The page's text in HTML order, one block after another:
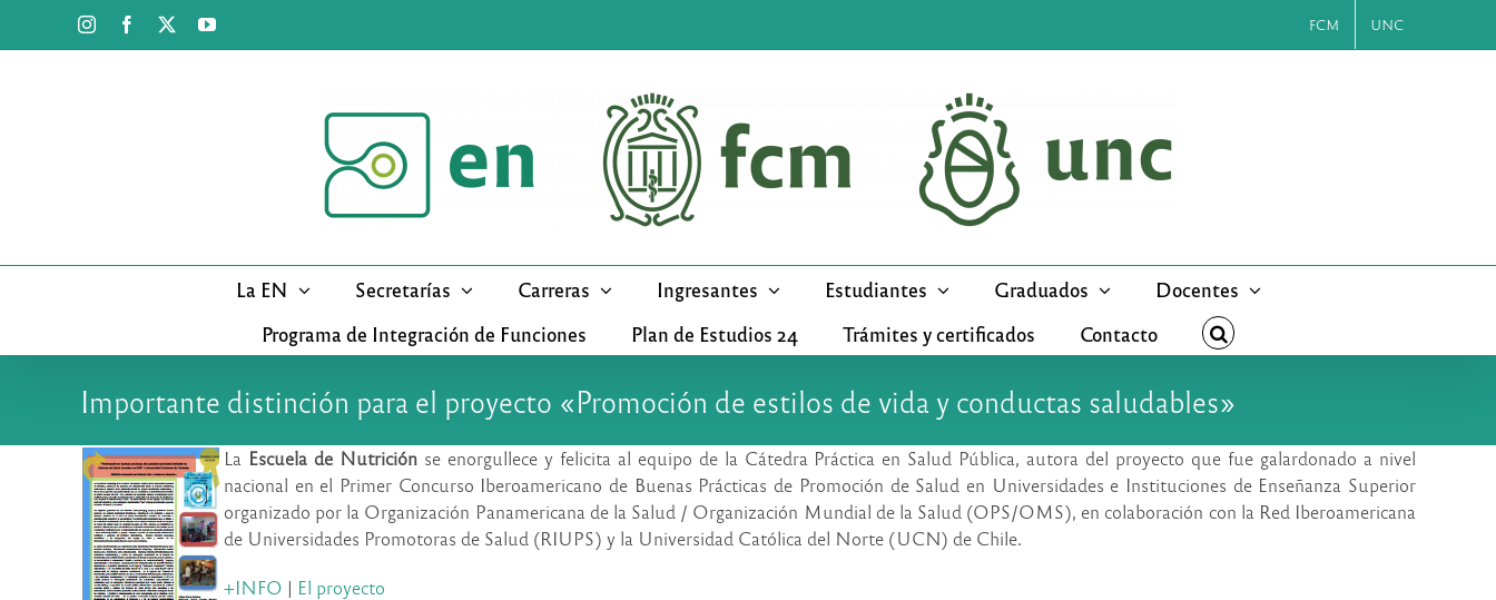
InstagramFacebook YouTube FCM UNC
La EN Secretarías Carreras Ingresantes Estudiantes Graduados
Docentes
Programa de Integración de Funciones
Plan de Estudios 24 Trámites y certificados Contacto
Importante distinción para el proyecto «Promoción de estilos de vida y conductas saludables»
La Escuela de Nutrición se enorgullece y felicita al equipo de la Cátedra Práctica en Salud Pública, autora del proyecto que fue galardonado a nivel
nacional en el Primer Concurso Iberoamericano de Buenas Prácticas de Promoción de Salud en Universidades e Instituciones de Enseñanza Superior
organizado por la Organización Panamericana de la Salud / Organización Mundial de la Salud (OPS/OMS), en colaboración con la Red Iberoamericana
de Universidades Promotoras de Salud (RIUPS) y la Universidad Católica del Norte (UCN) de Chile.
+INFO | El proyecto